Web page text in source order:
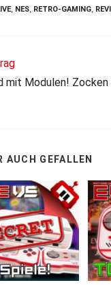
, NES, RETRO-GAMING,
mit Modulen!
AUCH GEFALLEN